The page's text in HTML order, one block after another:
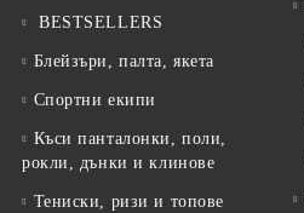
BESTSELLERS
Блейзъри, палта, якета
Спортни екипи
Къси панталонки, поли,
рокли, дънки и клинове
Тениски, ризи и топове